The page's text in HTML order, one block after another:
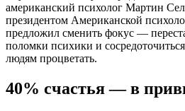
американский психолог Мартин
президентом Американской
предложил сменить фокус —
поломки психики и
людям процветать.
40% счастья — в